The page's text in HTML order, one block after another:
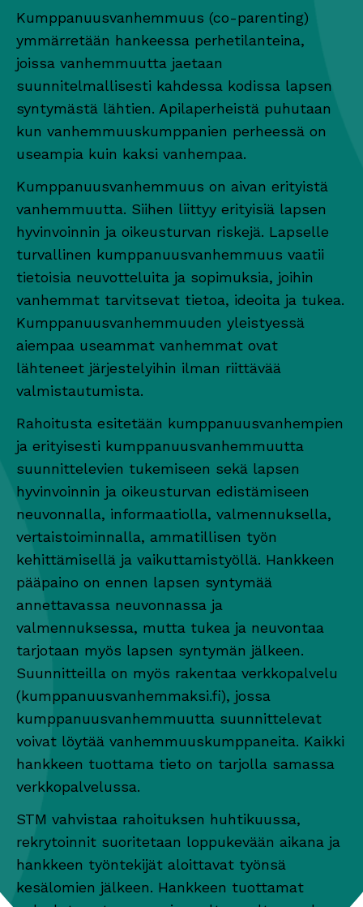
Kumppanuusvanhemmuus (co-parenting)
ymmärretään hankeessa perhetilanteina,
joissa vanhemmuutta jaetaan
suunnitelmallisesti kahdessa kodissa lapsen
syntymästä lähtien. Apilaperheistä puhutaan
kun vanhemmuuskumppanien perheessä on
useampia kuin kaksi vanhempaa.
Kumppanuusvanhemmuus on aivan erityistä
vanhemmuutta. Siihen liittyy erityisiä lapsen
hyvinvoinnin ja oikeusturvan riskejä. Lapselle
turvallinen kumppanuusvanhemmuus vaatii
tietoisia neuvotteluita ja sopimuksia, joihin
vanhemmat tarvitsevat tietoa, ideoita ja tukea.
Kumppanuusvanhemmuuden yleistyessä
aiempaa useammat vanhemmat ovat
lähteneet järjestelyihin ilman riittävää
valmistautumista.
Rahoitusta esitetään kumppanuusvanhempien
ja erityisesti kumppanuusvanhemmuutta
suunnittelevien tukemiseen sekä lapsen
hyvinvoinnin ja oikeusturvan edistämiseen
neuvonnalla, informaatiolla, valmennuksella,
vertaistoiminnalla, ammatillisen työn
kehittämisellä ja vaikuttamistyöllä. Hankkeen
pääpaino on ennen lapsen syntymää
annettavassa neuvonnassa ja
valmennuksessa, mutta tukea ja neuvontaa
tarjotaan myös lapsen syntymän jälkeen.
Suunnitteilla on myös rakentaa verkkopalvelu
(kumppanuusvanhemmaksi.fi), jossa
kumppanuusvanhemmuutta suunnittelevat
voivat löytää vanhemmuuskumppaneita. Kaikki
hankkeen tuottama tieto on tarjolla samassa
verkkopalvelussa.
STM vahvistaa rahoituksen huhtikuussa,
rekrytoinnit suoritetaan loppukevään aikana ja
hankkeen työntekijät aloittavat työnsä
kesälomien jälkeen. Hankkeen tuottamat